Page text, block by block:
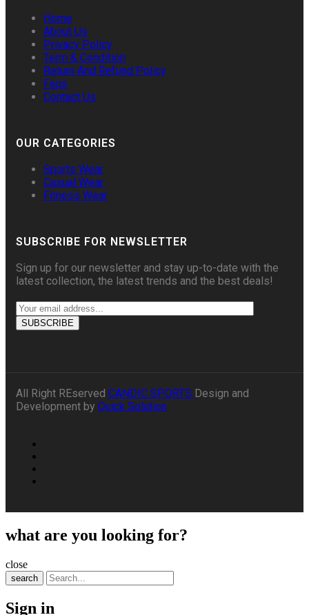
Home
About Us
Privacy Policy
Term & Condition
Return And Refund Policy
Faqs
Contact Us
OUR CATEGORIES
Sports Wear
Casual Wear
Fitness Wear
SUBSCRIBE FOR NEWSLETTER
Sign up for our newsletter and stay up-to-date with the
latest collection, the latest trends and the best deals!
All Right REserved CANDIC SPORTS Design and
Development by Quick Solution
what are you looking for?
close
search
Sign in